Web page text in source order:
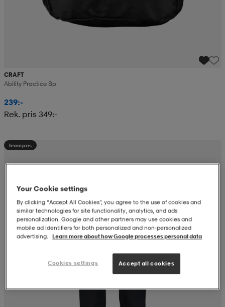
CRAFT
Ability Practice Bp
239:-
Rek. pris 349:-
Teampris
Your Cookie settings
By clicking “Accept All Cookies”, you agree to the use of cookies and
similar technologies for site functionality, analytics, and ads
personalization. Google and other partners may use cookies and
mobile ad identifiers for both personalized and non‑personalized
advertising.
Learn more about how Google processes personal data
Cookies settings Accept all cookies